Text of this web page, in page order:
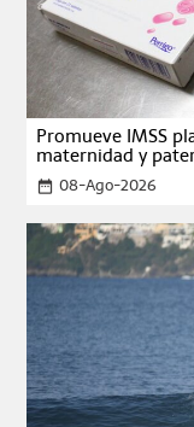
Promueve IMSS
maternidad y
date_range 08-Ago-2026